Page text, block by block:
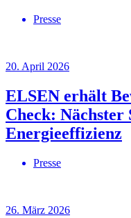
Presse
20. April 2026
ELSEN erhält
Check:
Energieeffizienz
Presse
26. März 2026